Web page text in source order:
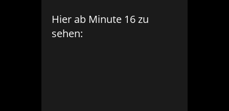
Hier ab Minute 16 zu
sehen: